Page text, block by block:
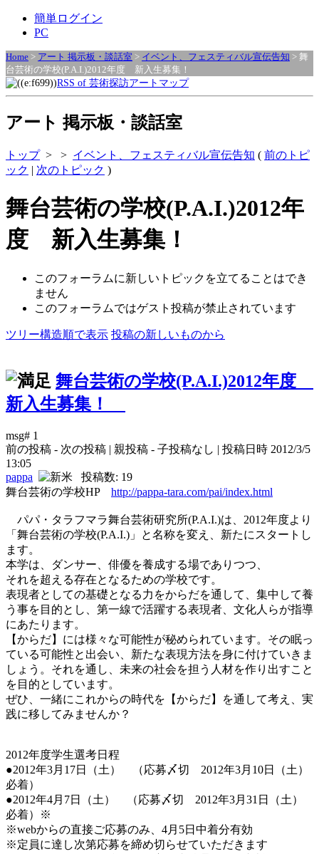
簡単ログイン
PC
Home > アート 掲示板・談話室 > イベント、フェスティバル宣伝告知 > 舞
台芸術の学校(P.A.I.)2012年度 新入生募集！
RSS of 芸術探訪アートマップ
アート 掲示板・談話室
トップ> > イベント、フェスティバル宣伝告知 ( 前のトピ
ック | 次のトピック )
舞台芸術の学校(P.A.I.)2012年
度 新入生募集！
このフォーラムに新しいトピックを立てることはでき
ません
このフォーラムではゲスト投稿が禁止されています
ツリー構造順で表示 投稿の新しいものから
舞台芸術の学校(P.A.I.)2012年度
新入生募集！
msg# 1
前の投稿 - 次の投稿 | 親投稿 - 子投稿なし | 投稿日時 2012/3/5
13:05
pappa
投稿数: 19
舞台芸術の学校HP http://pappa-tara.com/pai/index.html
パパ・タラフマラ舞台芸術研究所(P.A.I.)は、2012年度より
「舞台芸術の学校(P.A.I.)」と名称を変え、新たにスタートし
ます。
本学は、ダンサー、俳優を養成する場でありつつ、
それを超える存在となるための学校です。
表現者としての基礎となる力をからだを通して、集中して養
う事を目的とし、第一線で活躍する表現者、文化人らが指導
にあたります。
【からだ】には様々な可能性が秘められています。その眠っ
ている可能性と出会い、新たな表現方法を身に付けていきま
しょう。それを通し、未来の社会を担う人材を作り出すこと
を目的としています。
ぜひ、一緒にこれからの時代を【からだ】を通して考え、実
践に移してみませんか？
2012年度学生選考日程
●2012年3月17日（土） （応募〆切 2012年3月10日（土）
必着）
●2012年4月7日（土） （応募〆切 2012年3月31日（土）
必着）※
※webからの直接ご応募のみ、4月5日中着分有効
※定員に達し次第応募を締め切らせていただきます